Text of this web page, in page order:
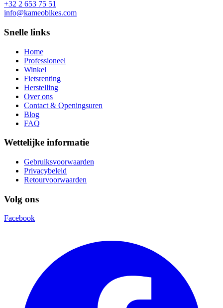
+32 2 653 75 51
info@kameobikes.com
Snelle links
Home
Professioneel
Winkel
Fietsrenting
Herstelling
Over ons
Contact & Openingsuren
Blog
FAQ
Wettelijke informatie
Gebruiksvoorwaarden
Privacybeleid
Retourvoorwaarden
Volg ons
Facebook